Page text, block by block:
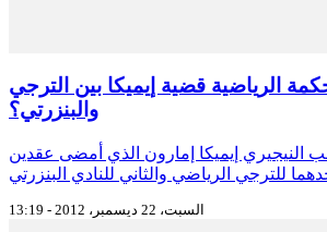
الرياضية قضية إيميكا بين الترجي
والبنزرتي؟
النيجيري إيميكا إمارون الذي أمضى عقدين
السبت، 22 ديسمبر، 2012 - 13:19